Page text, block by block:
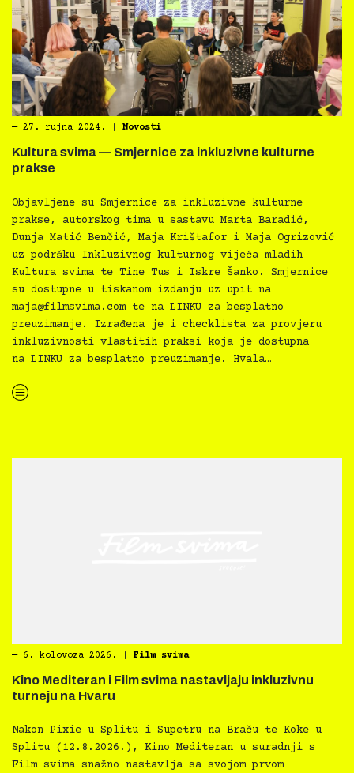
― 27. rujna 2024. Novosti
Kultura svima — Smjernice za inkluzivne kulturne
prakse
Objavljene su Smjernice za inkluzivne kulturne
prakse, autorskog tima u sastavu Marta Baradić,
Dunja Matić Benčić, Maja Krištafor i Maja Ogrizović
uz podršku Inkluzivnog kulturnog vijeća mladih
Kultura svima te Tine Tus i Iskre Šanko. Smjernice
su dostupne u tiskanom izdanju uz upit na
maja@filmsvima.comte na LINKU za besplatno
preuzimanje. Izrađena je i checklista za provjeru
inkluzivnosti vlastitih praksi koja je dostupna
na LINKU za besplatno preuzimanje. Hvala…
“Kultura svima — Smjernice za inkluzivne kulturne prakse”
― 6. kolovoza 2026. Film svima
Kino Mediteran i Film svima nastavljaju inkluzivnu
turneju na Hvaru
Nakon Pixie u Splitu i Supetru na Braču te Koke u
Splitu (12.8.2026.), Kino Mediteran u suradnji s
Film svima snažno nastavlja sa svojom prvom